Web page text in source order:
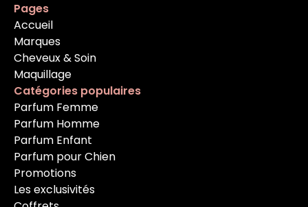
Pages
Accueil
Marques
Cheveux & Soin
Maquillage
Catégories populaires
Parfum Femme
Parfum Homme
Parfum Enfant
Parfum pour Chien
Promotions
Les exclusivités